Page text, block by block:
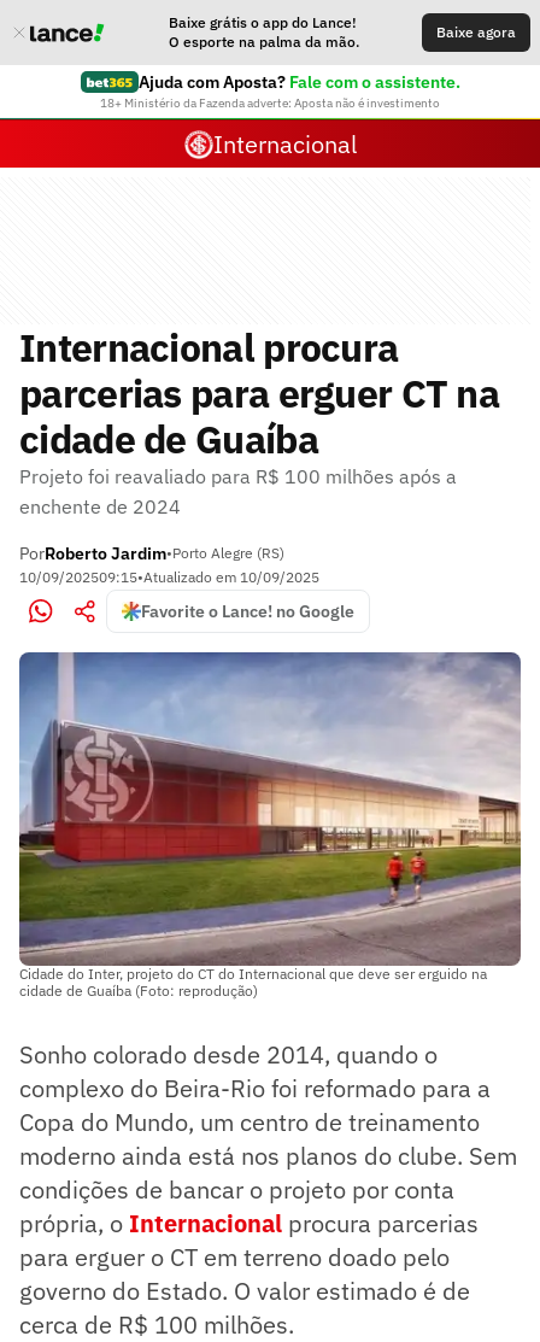
Baixe grátis o app do Lance!
O esporte na palma da mão.
Baixe agora
Ajuda com Aposta? Fale com o assistente.
18+ Ministério da Fazenda adverte: Aposta não é investimento
Internacional
Internacional procura
parcerias para erguer CT na
cidade de Guaíba
Projeto foi reavaliado para R$ 100 milhões após a
enchente de 2024
PorRoberto Jardim•Porto Alegre (RS)
10/09/202509:15•Atualizado em 10/09/2025
Favorite o Lance! no Google
Cidade do Inter, projeto do CT do Internacional que deve ser erguido na
cidade de Guaíba (Foto: reprodução)
Sonho colorado desde 2014, quando o
complexo do Beira-Rio foi reformado para a
Copa do Mundo, um centro de treinamento
moderno ainda está nos planos do clube. Sem
condições de bancar o projeto por conta
própria, o Internacional procura parcerias
para erguer o CT em terreno doado pelo
governo do Estado. O valor estimado é de
cerca de R$ 100 milhões.